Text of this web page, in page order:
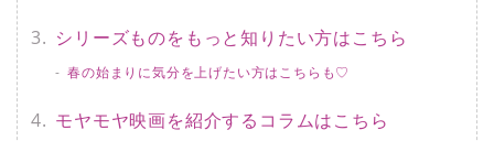
シリーズものをもっと知りたい方はこちら
春の始まりに気分を上げたい方はこちらも♡
モヤモヤ映画を紹介するコラムはこちら